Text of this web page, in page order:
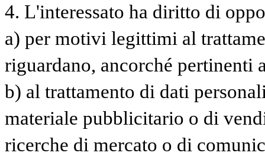
4. L'interessato ha diritto di
a) per motivi legittimi al
riguardano, ancorché pertinenti
b) al trattamento di dati
materiale pubblicitario o di
ricerche di mercato o di